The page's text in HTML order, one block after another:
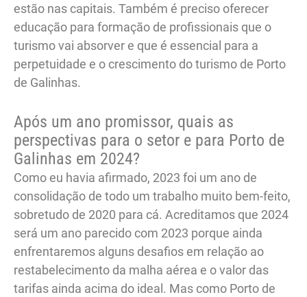
estão nas capitais. Também é preciso oferecer
educação para formação de profissionais que o
turismo vai absorver e que é essencial para a
perpetuidade e o crescimento do turismo de Porto
de Galinhas.
Após um ano promissor, quais as
perspectivas para o setor e para Porto de
Galinhas em 2024?
Como eu havia afirmado, 2023 foi um ano de
consolidação de todo um trabalho muito bem-feito,
sobretudo de 2020 para cá. Acreditamos que 2024
será um ano parecido com 2023 porque ainda
enfrentaremos alguns desafios em relação ao
restabelecimento da malha aérea e o valor das
tarifas ainda acima do ideal. Mas como Porto de